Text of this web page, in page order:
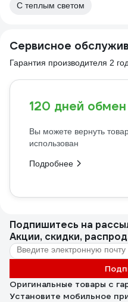
С теплым светом
Сервисное
Гарантия производителя 2
120 дней обмен
Вы можете вернуть
использован
Подробнее
Подпишитесь на
Акции, скидки,
Оригинальные товары с
Установите мобильное